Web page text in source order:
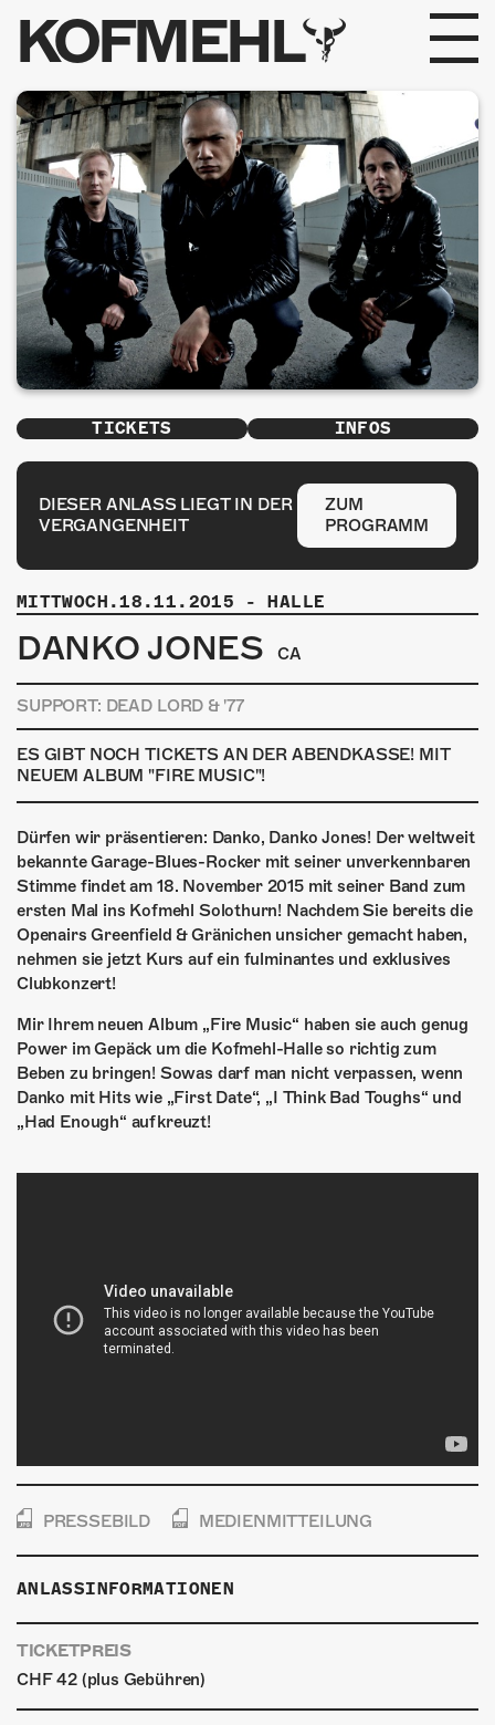
KOFMEHL
PROGRAMM
FABRIKGEFLÜSTER
GALERIE
FOTOGALERIE
PHOTOMAT
INFOS
ÜBER UNS
SHOP
MITMACHEN
TICKETS INFOS
DIESER ANLASS LIEGT IN DER
VERGANGENHEIT
ZUM
PROGRAMM
MITTWOCH.18.11.2015 - HALLE
DANKO JONES CA
SUPPORT: DEAD LORD & '77
ES GIBT NOCH TICKETS AN DER ABENDKASSE! MIT
NEUEM ALBUM "FIRE MUSIC"!
Dürfen wir präsentieren: Danko, Danko Jones! Der weltweit
bekannte Garage-Blues-Rocker mit seiner unverkennbaren
Stimme findet am 18. November 2015 mit seiner Band zum
ersten Mal ins Kofmehl Solothurn! Nachdem Sie bereits die
Openairs Greenfield & Gränichen unsicher gemacht haben,
nehmen sie jetzt Kurs auf ein fulminantes und exklusives
Clubkonzert!
Mir Ihrem neuen Album „Fire Music“ haben sie auch genug
Power im Gepäck um die Kofmehl-Halle so richtig zum
Beben zu bringen! Sowas darf man nicht verpassen, wenn
Danko mit Hits wie „First Date“, „I Think Bad Toughs“ und
„Had Enough“ aufkreuzt!
PRESSEBILD MEDIENMITTEILUNG
ANLASSINFORMATIONEN
TICKETPREIS
CHF 42 (plus Gebühren)